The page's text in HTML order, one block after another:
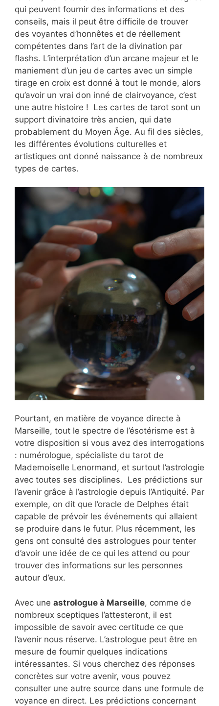
qui peuvent fournir des informations et des
conseils, mais il peut être difficile de trouver
des voyantes d’honnêtes et de réellement
compétentes dans l’art de la divination par
flashs. L’interprétation d’un arcane majeur et le
maniement d’un jeu de cartes avec un simple
tirage en croix est donné à tout le monde, alors
qu’avoir un vrai don inné de clairvoyance, c’est
une autre histoire ! Les cartes de tarot sont un
support divinatoire très ancien, qui date
probablement du Moyen Âge. Au fil des siècles,
les différentes évolutions culturelles et
artistiques ont donné naissance à de nombreux
types de cartes.
Pourtant, en matière de voyance directe à
Marseille, tout le spectre de l’ésotérisme est à
votre disposition si vous avez des interrogations
: numérologue, spécialiste du tarot de
Mademoiselle Lenormand, et surtout l’astrologie
avec toutes ses disciplines. Les prédictions sur
l’avenir grâce à l’astrologie depuis l’Antiquité. Par
exemple, on dit que l’oracle de Delphes était
capable de prévoir les événements qui allaient
se produire dans le futur. Plus récemment, les
gens ont consulté des astrologues pour tenter
d’avoir une idée de ce qui les attend ou pour
trouver des informations sur les personnes
autour d’eux.
Avec une astrologue à Marseille, comme de
nombreux sceptiques l’attesteront, il est
impossible de savoir avec certitude ce que
l’avenir nous réserve. L’astrologue peut être en
mesure de fournir quelques indications
intéressantes. Si vous cherchez des réponses
concrètes sur votre avenir, vous pouvez
consulter une autre source dans une formule de
voyance en direct. Les prédictions concernant